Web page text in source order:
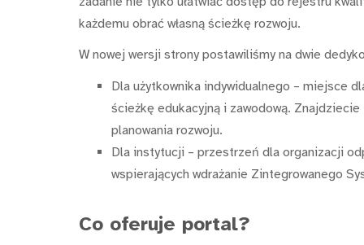
każdemu obrać własną ścieżkę rozwoju.
W nowej wersji strony postawiliśmy na dwie
Dla użytkownika indywidualnego – miejsce
ścieżkę edukacyjną i zawodową.
planowania rozwoju.
Dla instytucji – przestrzeń dla organizacji
wspierających wdrażanie Zintegrowanego
Co oferuje portal?